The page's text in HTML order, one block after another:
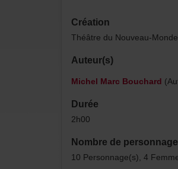
Création
ThéâtreduNouveau-
Auteur(s)
MichelMarcBouchard
Durée
2h00